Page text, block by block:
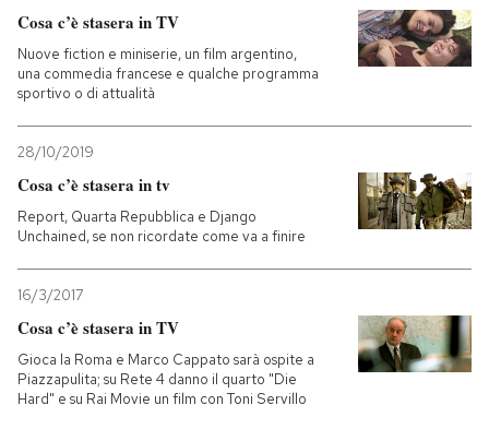
SHOP
CALENDARIO
AREA PERSONALE
Entra
Cosa c’è stasera in TV
Nuove fiction e miniserie, un film argentino,
una commedia francese e qualche programma
sportivo o di attualità
28/10/2019
Cosa c’è stasera in tv
Report, Quarta Repubblica e Django
Unchained, se non ricordate come va a finire
16/3/2017
Cosa c’è stasera in TV
Gioca la Roma e Marco Cappato sarà ospite a
Piazzapulita; su Rete 4 danno il quarto "Die
Hard" e su Rai Movie un film con Toni Servillo